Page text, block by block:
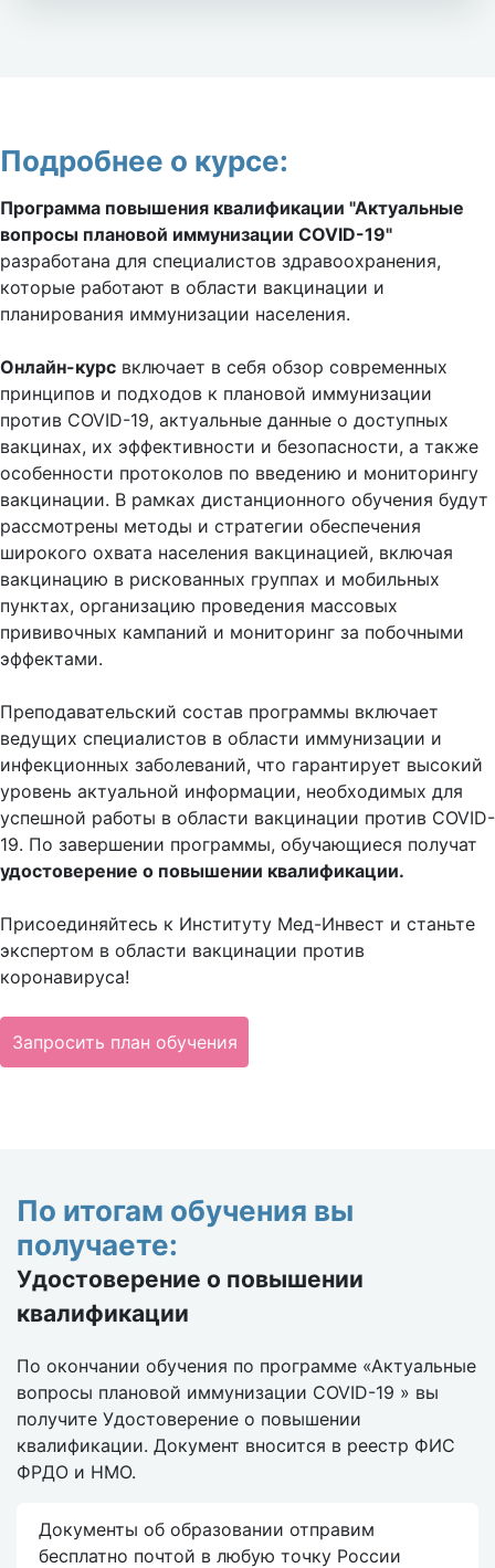
Подробнее о курсе:
Программа повышения квалификации "Актуальные
вопросы плановой иммунизации COVID-19"
разработана для специалистов здравоохранения,
которые работают в области вакцинации и
планирования иммунизации населения.
Онлайн-курс включает в себя обзор современных
принципов и подходов к плановой иммунизации
против COVID-19, актуальные данные о доступных
вакцинах, их эффективности и безопасности, а также
особенности протоколов по введению и мониторингу
вакцинации. В рамках дистанционного обучения будут
рассмотрены методы и стратегии обеспечения
широкого охвата населения вакцинацией, включая
вакцинацию в рискованных группах и мобильных
пунктах, организацию проведения массовых
прививочных кампаний и мониторинг за побочными
эффектами.
Преподавательский состав программы включает
ведущих специалистов в области иммунизации и
инфекционных заболеваний, что гарантирует высокий
уровень актуальной информации, необходимых для
успешной работы в области вакцинации против COVID-
19. По завершении программы, обучающиеся получат
удостоверение о повышении квалификации.
Присоединяйтесь к Институту Мед-Инвест и станьте
экспертом в области вакцинации против
коронавируса!
Запросить план обучения
По итогам обучения вы
получаете:
Удостоверение о повышении
квалификации
По окончании обучения по программе «Актуальные
вопросы плановой иммунизации COVID-19 » вы
получите Удостоверение о повышении
квалификации. Документ вносится в реестр ФИС
ФРДО и НМО.
Документы об образовании отправим
бесплатно почтой в любую точку России